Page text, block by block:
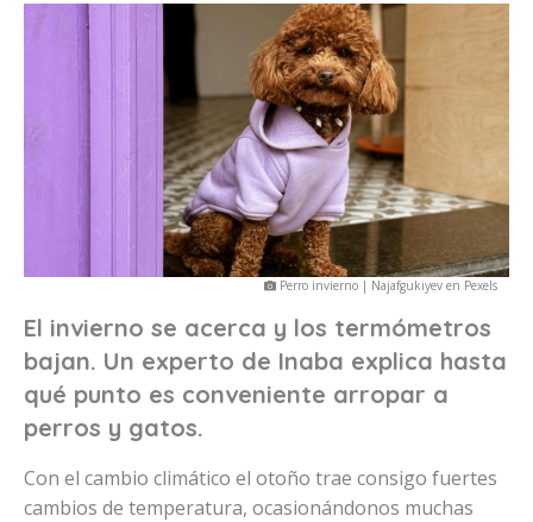
Perro invierno | Najafgukiyev en Pexels
El invierno se acerca y los termómetros
bajan. Un experto de Inaba explica hasta
qué punto es conveniente arropar a
perros y gatos.
Con el cambio climático el otoño trae consigo fuertes
cambios de temperatura, ocasionándonos muchas